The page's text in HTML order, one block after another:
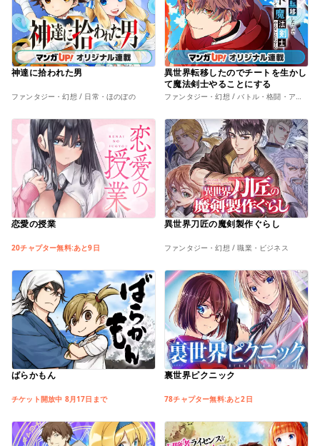
神達に拾われた男
ファンタジー・幻想 / 日常・ほのぼの
異世界転移したのでチートを生かし
て魔法剣士やることにする
ファンタジー・幻想 / バトル・格闘・アクション
恋愛の授業
20チャプター無料:あと9日
異世界刀匠の魔剣製作ぐらし
ファンタジー・幻想 / 職業・ビジネス
ばらかもん
チケット開放中 8月17日まで
裏世界ピクニック
78チャプター無料:あと2日